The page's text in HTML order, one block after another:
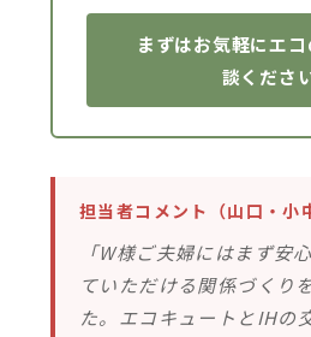
まずはお気軽にエ
談くださ
担当者コメント（山口・小
「W様ご夫婦にはまず安
ていただける関係づくり
た。エコキュートとIHの